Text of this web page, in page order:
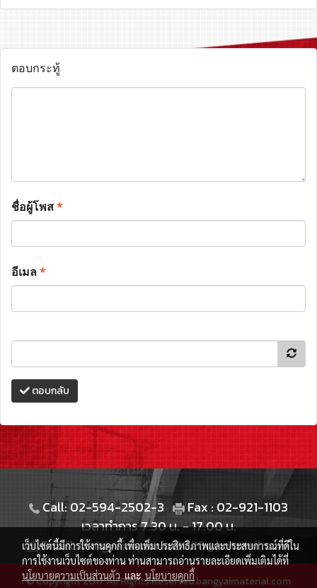
ตอบกระทู้
ชื่อผู้โพส*
อีเมล*
ตอบกลับ
Call: 02-594-2502-3
Fax : 02-921-1103
เวลาทำการ 7.30 น. - 17.00 น.
Email: bangyaimaterial2020@hotmail.com
© Copyright 2017 All Rights Reserved.bangyaimaterial.com
เว็บไซต์นี้มีการใช้งานคุกกี้ เพื่อเพิ่มประสิทธิภาพและประสบการณ์ที่ดีใน
การใช้งานเว็บไซต์ของท่าน ท่านสามารถอ่านรายละเอียดเพิ่มเติมได้ที่
นโยบายความเป็นส่วนตัวและนโยบายคุกกี้